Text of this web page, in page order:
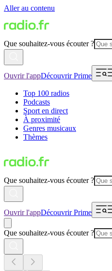
Aller au contenu
Que souhaitez-vous écouter ?
Ouvrir l'appDécouvrir Prime
Top 100 radios
Podcasts
Sport en direct
À proximité
Genres musicaux
Thèmes
Que souhaitez-vous écouter ?
Ouvrir l'appDécouvrir Prime
Que souhaitez-vous écouter ?